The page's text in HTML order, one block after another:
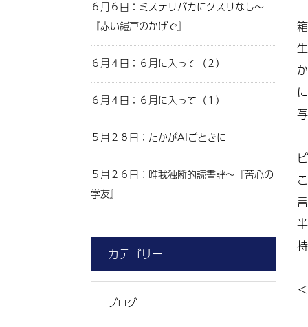
６月６日：ミステリバカにクスリなし～
『赤い鎧戸のかげで』
６月４日：６月に入って（２）
６月４日：６月に入って（１）
５月２８日：たかがAIごときに
５月２６日：唯我独断的読書評～『苦心の
学友』
カテゴリー
ブログ